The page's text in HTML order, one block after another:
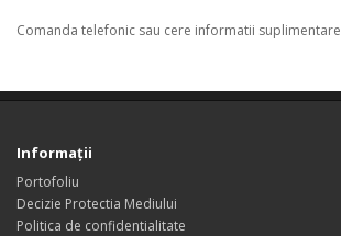
Comanda telefonic sau cere informatii suplimentare
Informaţii
Portofoliu
Decizie Protectia Mediului
Politica de confidentialitate